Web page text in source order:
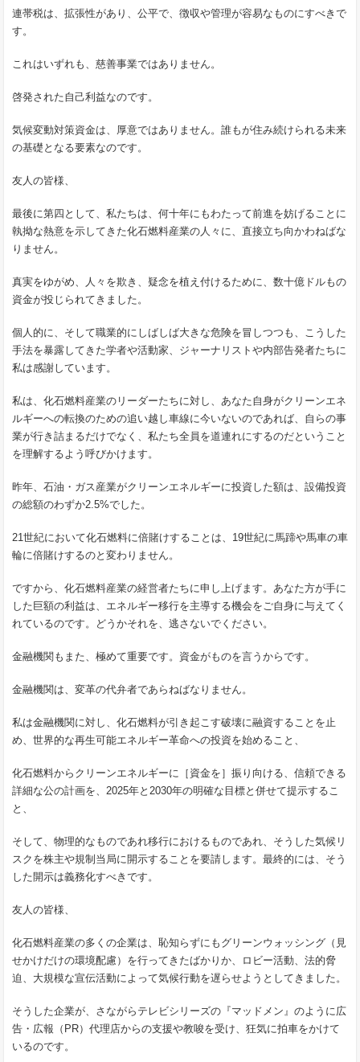
連帯税は、拡張性があり、公平で、徴収や管理が容易なものにすべきで
す。
これはいずれも、慈善事業ではありません。
啓発された自己利益なのです。
気候変動対策資金は、厚意ではありません。誰もが住み続けられる未来
の基礎となる要素なのです。
友人の皆様、
最後に第四として、私たちは、何十年にもわたって前進を妨げることに
執拗な熱意を示してきた化石燃料産業の人々に、直接立ち向かわねばな
りません。
真実をゆがめ、人々を欺き、疑念を植え付けるために、数十億ドルもの
資金が投じられてきました。
個人的に、そして職業的にしばしば大きな危険を冒しつつも、こうした
手法を暴露してきた学者や活動家、ジャーナリストや内部告発者たちに
私は感謝しています。
私は、化石燃料産業のリーダーたちに対し、あなた自身がクリーンエネ
ルギーへの転換のための追い越し車線に今いないのであれば、自らの事
業が行き詰まるだけでなく、私たち全員を道連れにするのだということ
を理解するよう呼びかけます。
昨年、石油・ガス産業がクリーンエネルギーに投資した額は、設備投資
の総額のわずか2.5%でした。
21世紀において化石燃料に倍賭けすることは、19世紀に馬蹄や馬車の車
輪に倍賭けするのと変わりません。
ですから、化石燃料産業の経営者たちに申し上げます。あなた方が手に
した巨額の利益は、エネルギー移行を主導する機会をご自身に与えてく
れているのです。どうかそれを、逃さないでください。
金融機関もまた、極めて重要です。資金がものを言うからです。
金融機関は、変革の代弁者であらねばなりません。
私は金融機関に対し、化石燃料が引き起こす破壊に融資することを止
め、世界的な再生可能エネルギー革命への投資を始めること、
化石燃料からクリーンエネルギーに［資金を］振り向ける、信頼できる
詳細な公の計画を、2025年と2030年の明確な目標と併せて提示するこ
と、
そして、物理的なものであれ移行におけるものであれ、そうした気候リ
スクを株主や規制当局に開示することを要請します。最終的には、そう
した開示は義務化すべきです。
友人の皆様、
化石燃料産業の多くの企業は、恥知らずにもグリーンウォッシング（見
せかけだけの環境配慮）を行ってきたばかりか、ロビー活動、法的脅
迫、大規模な宣伝活動によって気候行動を遅らせようとしてきました。
そうした企業が、さながらテレビシリーズの『マッドメン』のように広
告・広報（PR）代理店からの支援や教唆を受け、狂気に拍車をかけて
いるのです。